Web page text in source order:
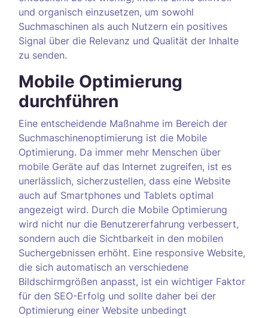
und organisch einzusetzen, um sowohl
Suchmaschinen als auch Nutzern ein positives
Signal über die Relevanz und Qualität der Inhalte
zu senden.
Mobile Optimierung
durchführen
Eine entscheidende Maßnahme im Bereich der
Suchmaschinenoptimierung ist die Mobile
Optimierung. Da immer mehr Menschen über
mobile Geräte auf das Internet zugreifen, ist es
unerlässlich, sicherzustellen, dass eine Website
auch auf Smartphones und Tablets optimal
angezeigt wird. Durch die Mobile Optimierung
wird nicht nur die Benutzererfahrung verbessert,
sondern auch die Sichtbarkeit in den mobilen
Suchergebnissen erhöht. Eine responsive Website,
die sich automatisch an verschiedene
Bildschirmgrößen anpasst, ist ein wichtiger Faktor
für den SEO-Erfolg und sollte daher bei der
Optimierung einer Website unbedingt